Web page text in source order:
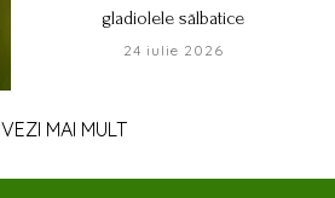
gladiolele sălbatice
24 iulie 2026
VEZI MAI MULT